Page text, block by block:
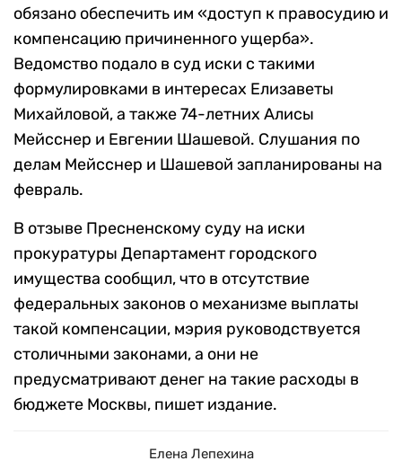
обязано обеспечить им «доступ к правосудию и
компенсацию причиненного ущерба».
Ведомство подало в суд иски с такими
формулировками в интересах Елизаветы
Михайловой, а также 74-летних Алисы
Мейсснер и Евгении Шашевой. Слушания по
делам Мейсснер и Шашевой запланированы на
февраль.
В отзыве Пресненскому суду на иски
прокуратуры Департамент городского
имущества сообщил, что в отсутствие
федеральных законов о механизме выплаты
такой компенсации, мэрия руководствуется
столичными законами, а они не
предусматривают денег на такие расходы в
бюджете Москвы, пишет издание.
Елена Лепехина